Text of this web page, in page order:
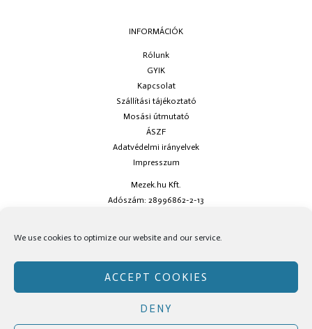
We use cookies to optimize our website and our service.
ACCEPT COOKIES
DENY
INFORMÁCIÓK
Rólunk
GYIK
Kapcsolat
Szállítási tájékoztató
Mosási útmutató
ÁSZF
Adatvédelmi irányelvek
Impresszum
Mezek.hu Kft.
Adószám: 28996862-2-13
social oldalainkon!
Copyright © Mezek.hu 2026 Mezek.hu